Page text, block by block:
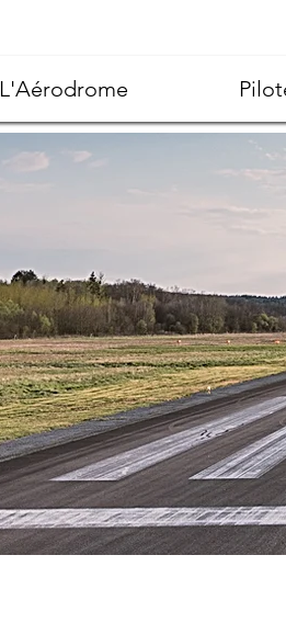
L'Aérodrome